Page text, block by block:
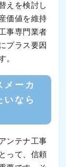
えを検討し
価値を維持
事専門業者
プラス要因
。
メーカ
いなら
ンテナ工事
って、信頼